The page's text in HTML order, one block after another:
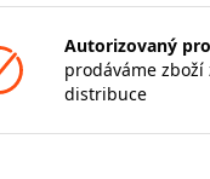
Autorizovaný
prodáváme zboží
distribuce